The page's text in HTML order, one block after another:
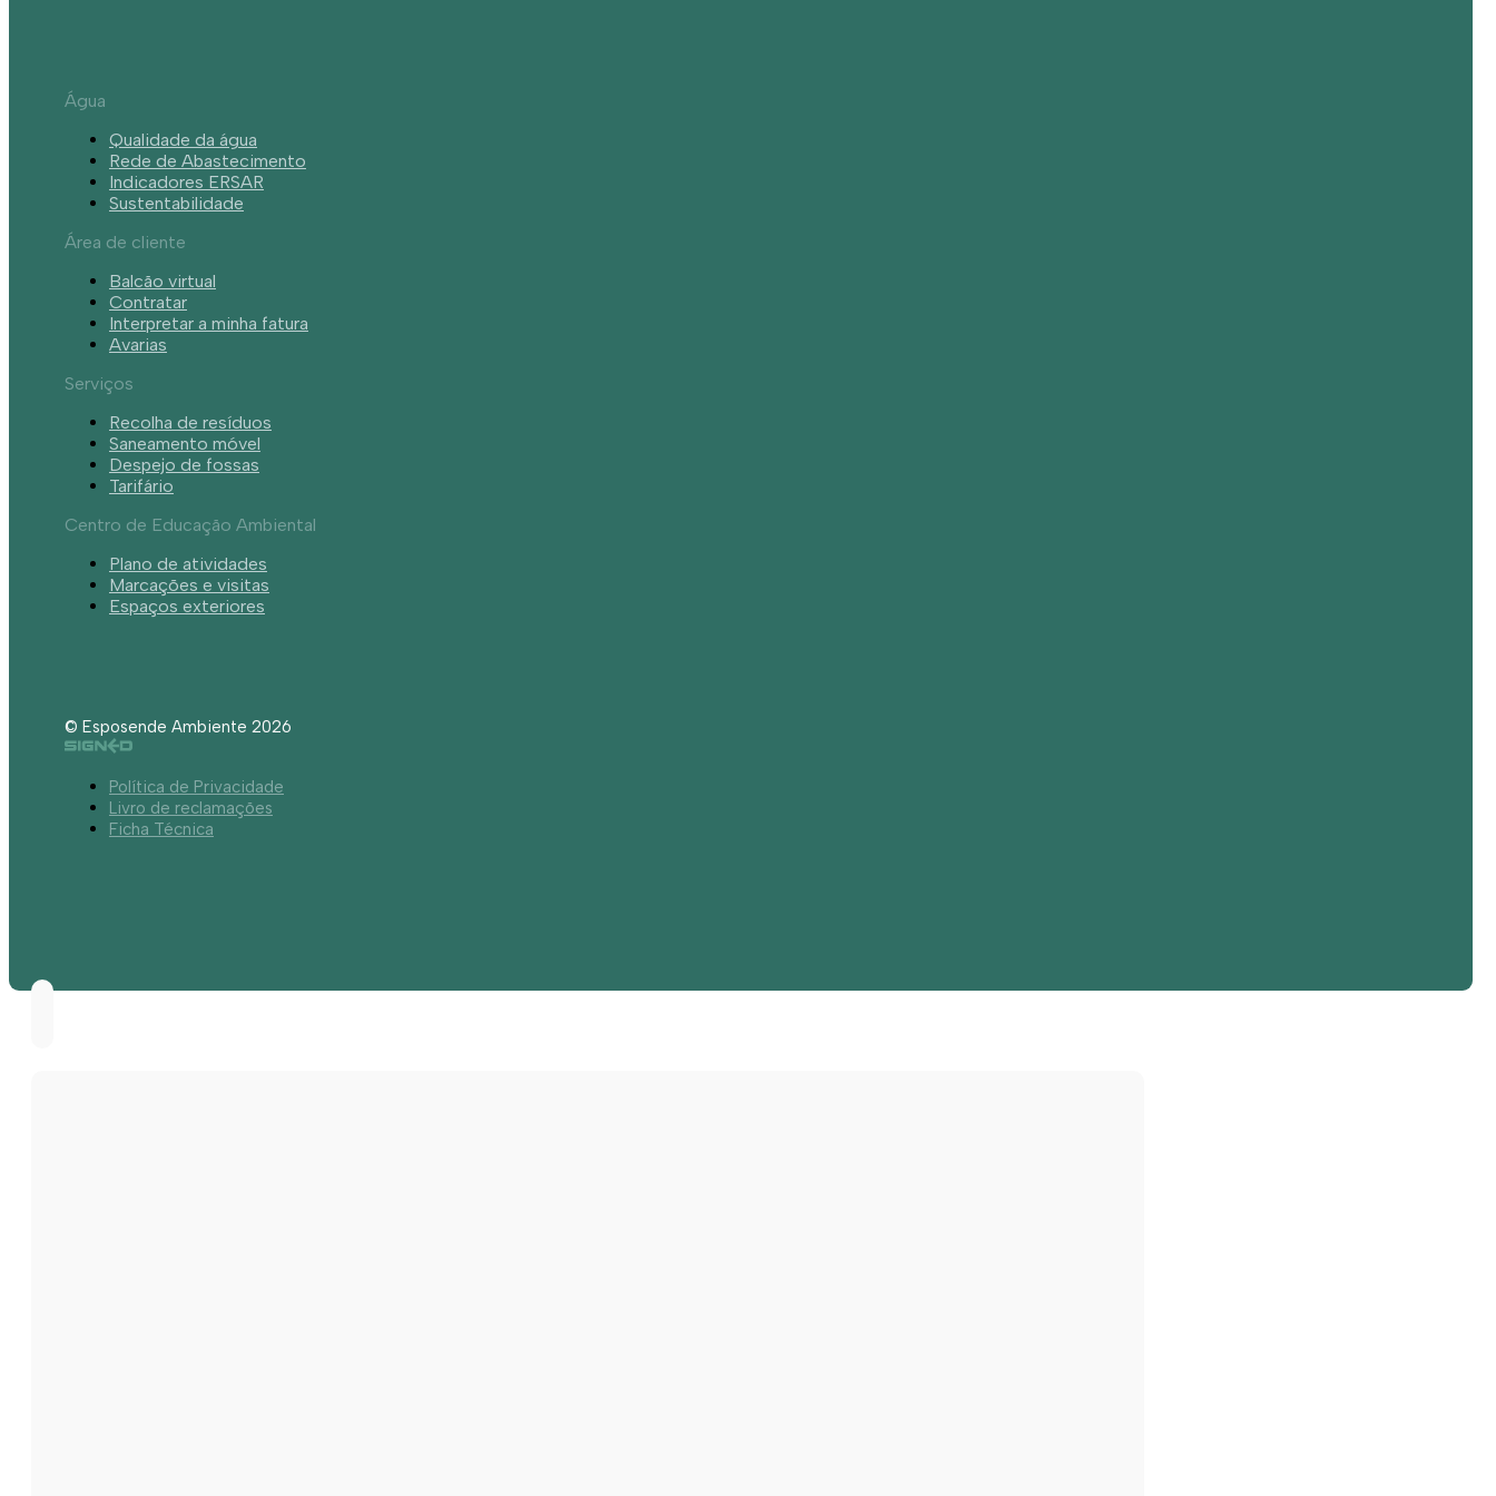
Água
Qualidade da água
Rede de Abastecimento
Indicadores ERSAR
Sustentabilidade
Área de cliente
Balcão virtual
Contratar
Interpretar a minha fatura
Avarias
Serviços
Recolha de resíduos
Saneamento móvel
Despejo de fossas
Tarifário
Centro de Educação Ambiental
Plano de atividades
Marcações e visitas
Espaços exteriores
© Esposende Ambiente 2026
Política de Privacidade
Livro de reclamações
Ficha Técnica